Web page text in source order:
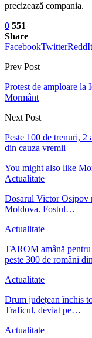
precizează compania.
0 551
Share
FacebookTwitterReddIt
Prev Post
Protest de amploare
Mormânt
Next Post
Peste 100 de trenuri, 2
din cauza vremii
You might also like
Actualitate
Dosarul Victor Osipov
Moldova. Fostul…
Actualitate
TAROM amână pentru
peste 300 de români
Actualitate
Drum județean închis
Traficul, deviat pe…
Actualitate